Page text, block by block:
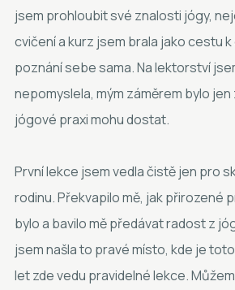
jsem prohloubit své znalosti jógy,
cvičení a kurz jsem brala jako cestu
poznání sebe sama. Na lektorství
nepomyslela, mým záměrem bylo jen
jógové praxi mohu dostat.
První lekce jsem vedla čistě jen pro
rodinu. Překvapilo mě, jak přirozené
bylo a bavilo mě předávat radost z
jsem našla to pravé místo, kde je
let zde vedu pravidelné lekce.